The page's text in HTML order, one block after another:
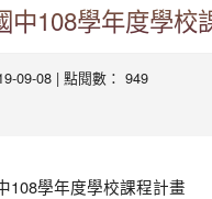
中108學年度學校
09-08 | 點閱數： 949
108學年度學校課程計畫